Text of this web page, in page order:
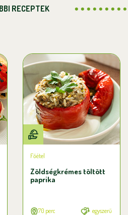
RECEPTEK
Főétel
Zöldségkrémes töltött
paprika
70 perc egyszerű